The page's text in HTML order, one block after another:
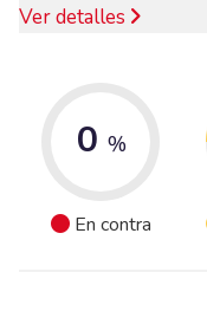
Ver detalles
0 %
En contra